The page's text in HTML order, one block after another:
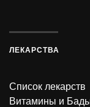
ЛЕКАРСТВА
Список лекарств
Витамины и